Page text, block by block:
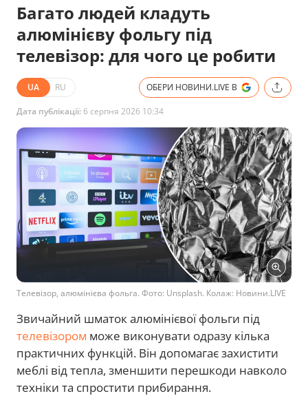
Багато людей кладуть
алюмінієву фольгу під
телевізор: для чого це робити
UA RU ОБЕРИ НОВИНИ.LIVE В
Дата публікації: 6 серпня 2026 10:34
Телевізор, алюмінієва фольга. Фото: Unsplash. Колаж: Новини.LIVE
Звичайний шматок алюмінієвої фольги під
телевізором може виконувати одразу кілька
практичних функцій. Він допомагає захистити
меблі від тепла, зменшити перешкоди навколо
техніки та спростити прибирання.